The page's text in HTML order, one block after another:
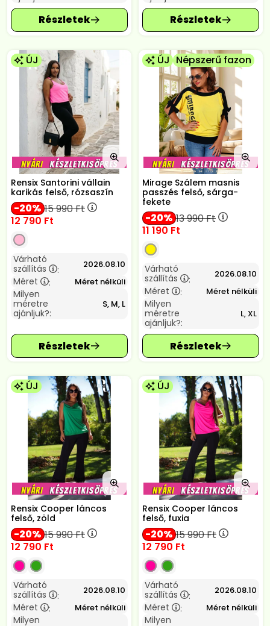
ÚJ
Rensix Santorini vállain
karikás felső, rózsaszín
20 15 990Ft
12 790 Ft
Várható
szállítás
: 2026.08.10
Méret : Méret nélküli
Milyen
méretre
ajánljuk?:
S, M, L
ÚJ Népszerű fazon
Mirage Szálem masnis
passzés felső, sárga-
fekete
20 13 990Ft
11 190 Ft
Várható
szállítás
: 2026.08.10
Méret : Méret nélküli
Milyen
méretre
ajánljuk?:
L, XL
ÚJ
Rensix Cooper láncos
felső, zöld
20 15 990Ft
12 790 Ft
Várható
szállítás
: 2026.08.10
Méret : Méret nélküli
Milyen
ÚJ
Rensix Cooper láncos
felső, fuxia
20 15 990Ft
12 790 Ft
Várható
szállítás
: 2026.08.10
Méret : Méret nélküli
Milyen